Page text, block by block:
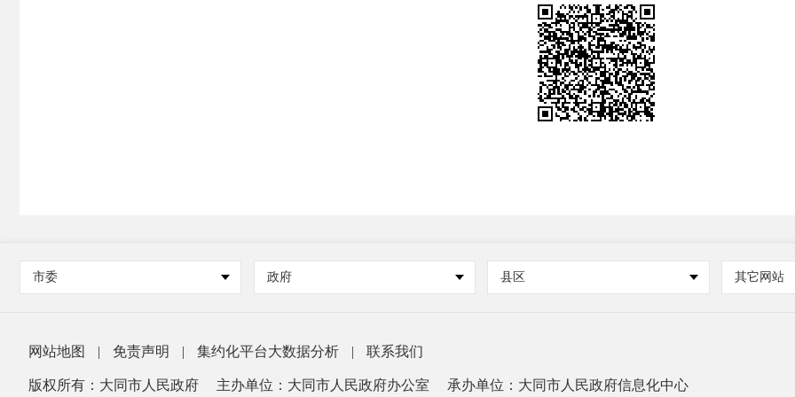
市委 政府 县区 其它网站
网站地图 | 免责声明 | 集约化平台大数据分析 | 联系我们
版权所有：大同市人民政府 主办单位：大同市人民政府办公室 承办单位：大同市人民政府信息化中心